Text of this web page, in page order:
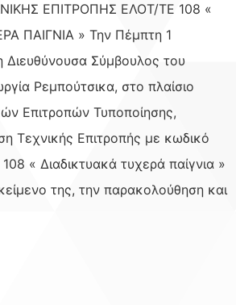
ΕΠΙΤΡΟΠΗΣ ΕΛΟΤ/ΤΕ 108 «
ΠΑΙΓΝΙΑ » Την Πέμπτη 1
Διευθύνουσα Σύμβουλος του
Ρεμπούτσικα, στο πλαίσιο
Επιτροπών Τυποποίησης,
Τεχνικής Επιτροπής με κωδικό
« Διαδικτυακά τυχερά παίγνια »
της, την παρακολούθηση και